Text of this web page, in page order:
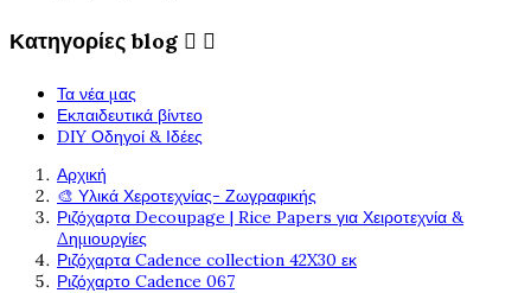
Κατηγορίες blog  
Τα νέα μας
Εκπαιδευτικά βίντεο
DIY Οδηγοί & Ιδέες
Αρχική
🎨 Υλικά Χεροτεχνίας- Ζωγραφικής
Ριζόχαρτα Decoupage | Rice Papers για Χειροτεχνία &
Δημιουργίες
Ριζόχαρτα Cadence collection 42X30 εκ
Ριζόχαρτο Cadence 067